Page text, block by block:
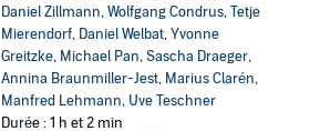
Daniel Zillmann,Wolfgang Condrus,Tetje
Mierendorf, Daniel Welbat,Yvonne
Greitzke, Michael Pan,Sascha Draeger,
Annina Braunmiller-Jest, Marius Clarén,
Manfred Lehmann, Uve Teschner
Durée : 1 h et 2 min